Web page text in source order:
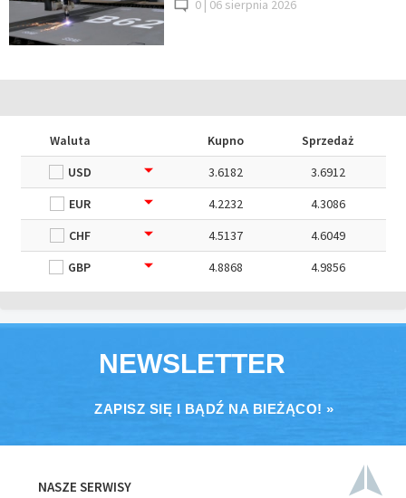
0 | 06 sierpnia 2026
Waluta Kupno
Sprzedaż
USD
3.6182
3.6912
EUR
4.2232
4.3086
CHF
4.5137
4.6049
GBP
4.8868 4.9856
NEWSLETTER
ZAPISZ SIĘ I BĄDŹ NA BIEŻĄCO! »
NASZE SERWISY